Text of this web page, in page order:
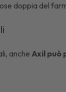
doppia del
ancheAxil può